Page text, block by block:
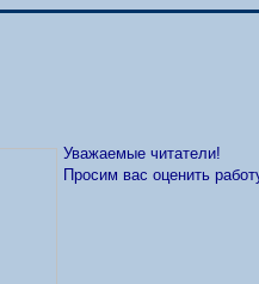
Уважаемые читатели!
Просим вас оценить